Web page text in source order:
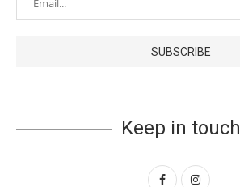
Keep in touch